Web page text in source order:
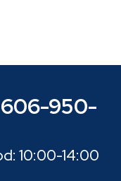
606-950-
10:00-14:00